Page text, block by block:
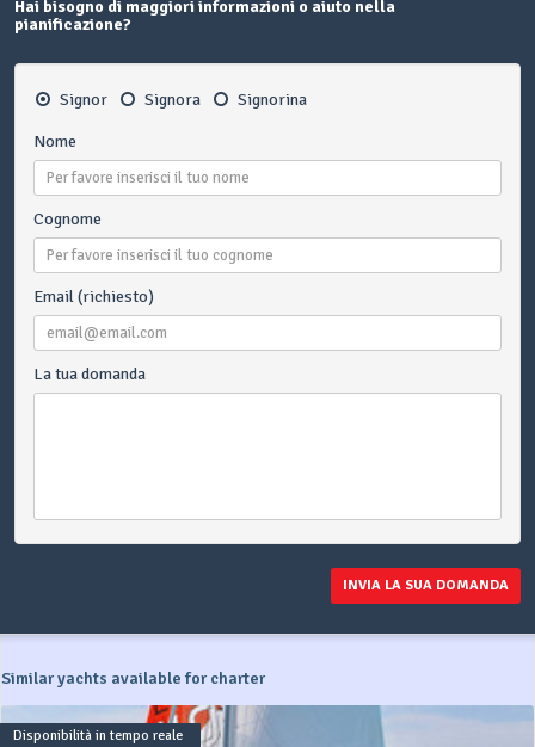
Hai bisogno di maggiori informazioni o aiuto nella
pianificazione?
Signor Signora Signorina
Nome
Cognome
Email (richiesto)
La tua domanda
INVIA LA SUA DOMANDA
Similar yachts available for charter
Disponibilità in tempo reale